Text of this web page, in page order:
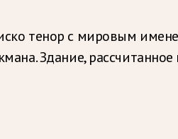
тенор с мировым
Здание,